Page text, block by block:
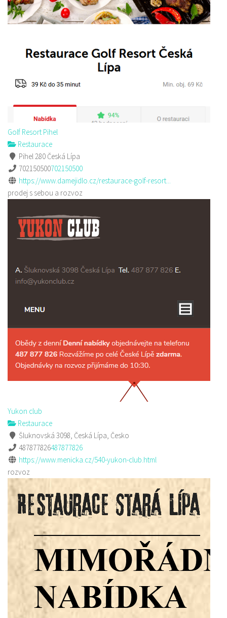
Golf Resort Pihel
Restaurace
Pihel 280 Česká Lípa
702150500702150500
https://www.damejidlo.cz/restaurace-golf-resort...
prodej s sebou a rozvoz
Yukon club
Restaurace
Šluknovská 3098, Česká Lípa, Česko
487877826487877826
https://www.menicka.cz/540-yukon-club.html
rozvoz